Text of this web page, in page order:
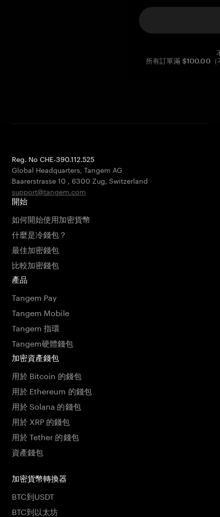
所有訂單滿 $100.00（
Reg. No CHE-390.112.525
Global Headquarters, Tangem AG
Baarerstrasse 10 , 6300 Zug, Switzerland
support@tangem.com
開始
如何開始使用加密貨幣
什麼是冷錢包？
最佳加密錢包
比較加密錢包
產品
Tangem Pay
Tangem Mobile
Tangem 指環
Tangem硬體錢包
加密資產錢包
用於 Bitcoin 的錢包
用於 Ethereum 的錢包
用於 Solana 的錢包
用於 XRP 的錢包
用於 Tether 的錢包
資產錢包
加密貨幣轉換器
BTC到USDT
BTC到以太坊